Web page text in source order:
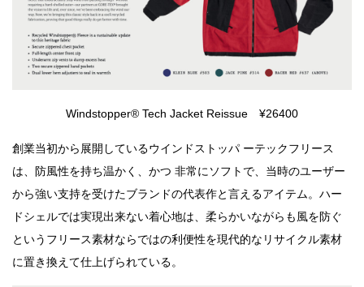
Windstopper® Tech Jacket Reissue ¥26400
創業当初から展開しているウインドストッパ ーテックフリース
は、防風性を持ち温かく、かつ 非常にソフトで、当時のユーザー
から強い支持を受けたブランドの代表作と言えるアイテム。ハー
ドシェルでは実現出来ない着心地は、柔らかいながらも風を防ぐ
というフリース素材ならではの利便性を現代的なリサイクル素材
に置き換えて仕上げられている。